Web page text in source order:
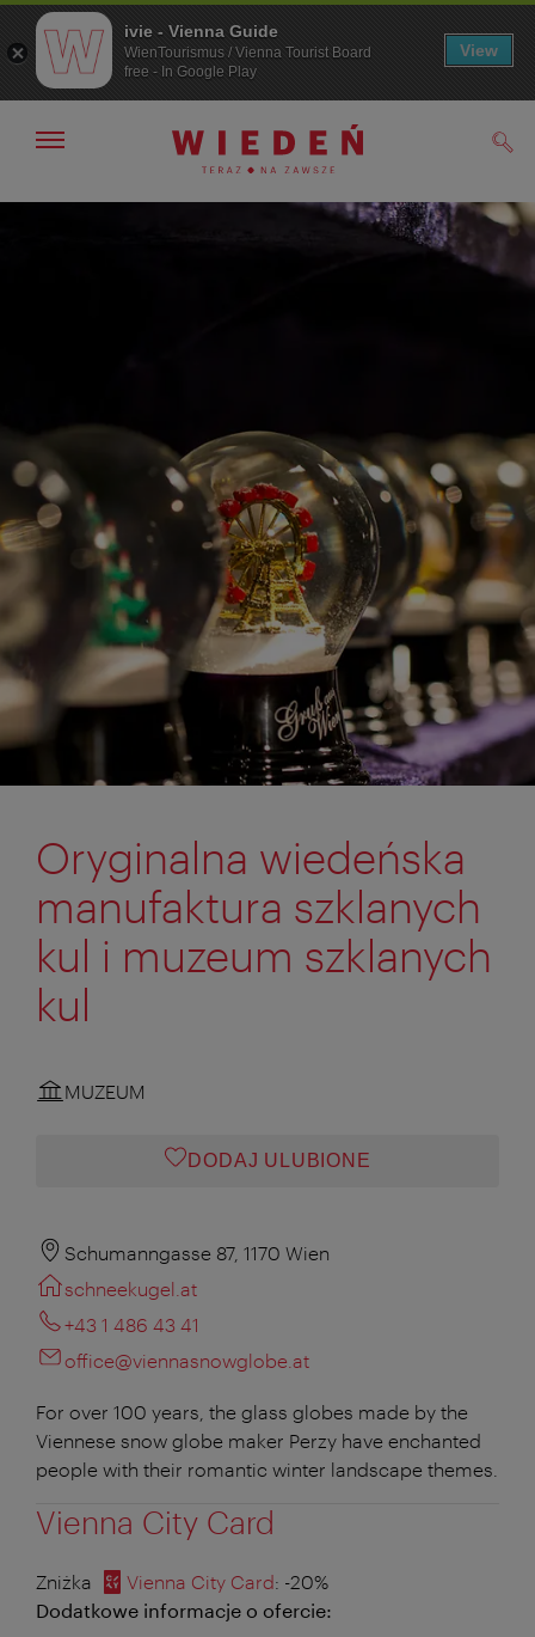
Przejdź
Przejdź
Pokaż/ukryj
Oryginalna wiedeńska
manufaktura szklanych
kul i muzeum szklanych
kul
MUZEUM
DODAJ ULUBIONE
Schumanngasse 87, 1170 Wien
schneekugel.at
+43 1 486 43 41
office@viennasnowglobe.at
For over 100 years, the glass globes made by the
Viennese snow globe maker Perzy have enchanted
people with their romantic winter landscape themes.
Vienna City Card
Zniżka Vienna City Card: -20%
Dodatkowe informacje o ofercie:
ivie - Vienna Guide
WienTourismus / Vienna Tourist Board
free - In Google Play
View